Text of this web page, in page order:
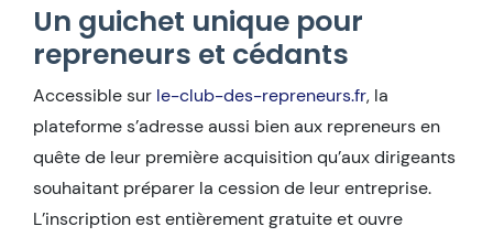
Un guichet unique pour
repreneurs et cédants
Accessible sur le-club-des-repreneurs.fr, la
plateforme s’adresse aussi bien aux repreneurs en
quête de leur première acquisition qu’aux dirigeants
souhaitant préparer la cession de leur entreprise.
L’inscription est entièrement gratuite et ouvre